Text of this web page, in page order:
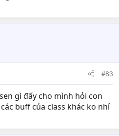
#83
gì đấy cho mình hỏi con
buff của class khác ko nhỉ